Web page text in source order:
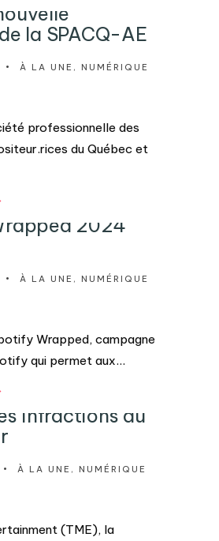
la SPACQ-AE
• À LA UNE , NUMÉRIQUE
professionnelle des
du Québec et
2024
• À LA UNE , NUMÉRIQUE
Wrapped, campagne
qui permet aux...
infractions au
• À LA UNE , NUMÉRIQUE
(TME), la